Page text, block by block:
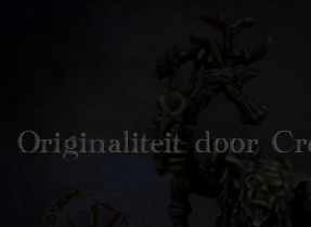
Originaliteit door